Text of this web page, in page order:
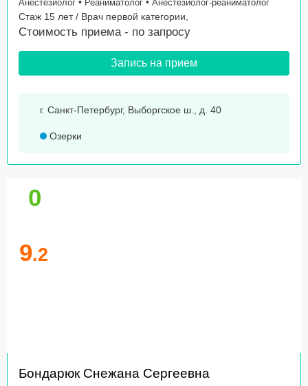
Анестезиолог • Реаниматолог • Анестезиолог-реаниматолог
Стаж 15 лет / Врач первой категории,
Стоимость приема - по запросу
Запись на прием
г. Санкт-Петербург, Выборгское ш., д. 40
Озерки
0
9.2
Бондарюк Снежана Сергеевна